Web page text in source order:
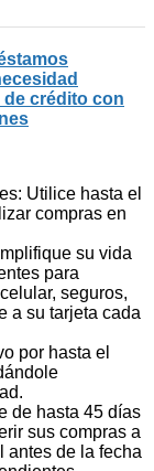
de crédito con
Utilice hasta el
compras en
su vida
para
seguros,
a su tarjeta cada
por hasta el
de hasta 45 días
sus compras a
antes de la fecha